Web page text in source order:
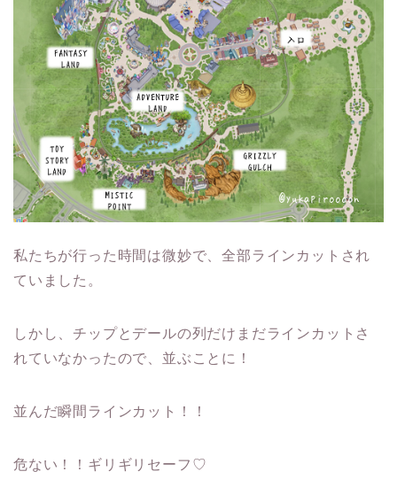
私たちが行った時間は微妙で、全部ラインカットされ
ていました。
しかし、チップとデールの列だけまだラインカットさ
れていなかったので、並ぶことに！
並んだ瞬間ラインカット！！
危ない！！ギリギリセーフ♡